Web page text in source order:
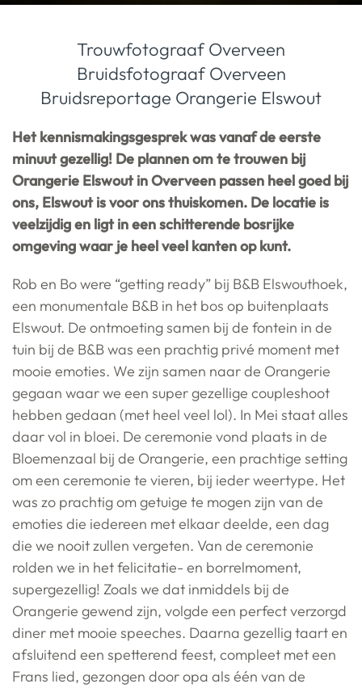
Trouwfotograaf Overveen
Bruidsfotograaf Overveen
Bruidsreportage Orangerie Elswout
Het kennismakingsgesprek was vanaf de eerste
minuut gezellig! De plannen om te trouwen bij
Orangerie Elswout in Overveen passen heel goed bij
ons, Elswout is voor ons thuiskomen. De locatie is
veelzijdig en ligt in een schitterende bosrijke
omgeving waar je heel veel kanten op kunt.
Rob en Bo were “getting ready” bij B&B Elswouthoek,
een monumentale B&B in het bos op buitenplaats
Elswout. De ontmoeting samen bij de fontein in de
tuin bij de B&B was een prachtig privé moment met
mooie emoties. We zijn samen naar de Orangerie
gegaan waar we een super gezellige coupleshoot
hebben gedaan (met heel veel lol). In Mei staat alles
daar vol in bloei. De ceremonie vond plaats in de
Bloemenzaal bij de Orangerie, een prachtige setting
om een ceremonie te vieren, bij ieder weertype. Het
was zo prachtig om getuige te mogen zijn van de
emoties die iedereen met elkaar deelde, een dag
die we nooit zullen vergeten. Van de ceremonie
rolden we in het felicitatie- en borrelmoment,
supergezellig! Zoals we dat inmiddels bij de
Orangerie gewend zijn, volgde een perfect verzorgd
diner met mooie speeches. Daarna gezellig taart en
afsluitend een spetterend feest, compleet met een
Frans lied, gezongen door opa als één van de